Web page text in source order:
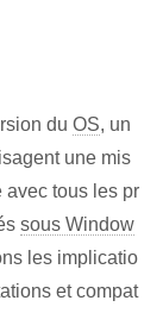
du OS, un
une mis
avec tous les pr
sous Window
les implicatio
et compat